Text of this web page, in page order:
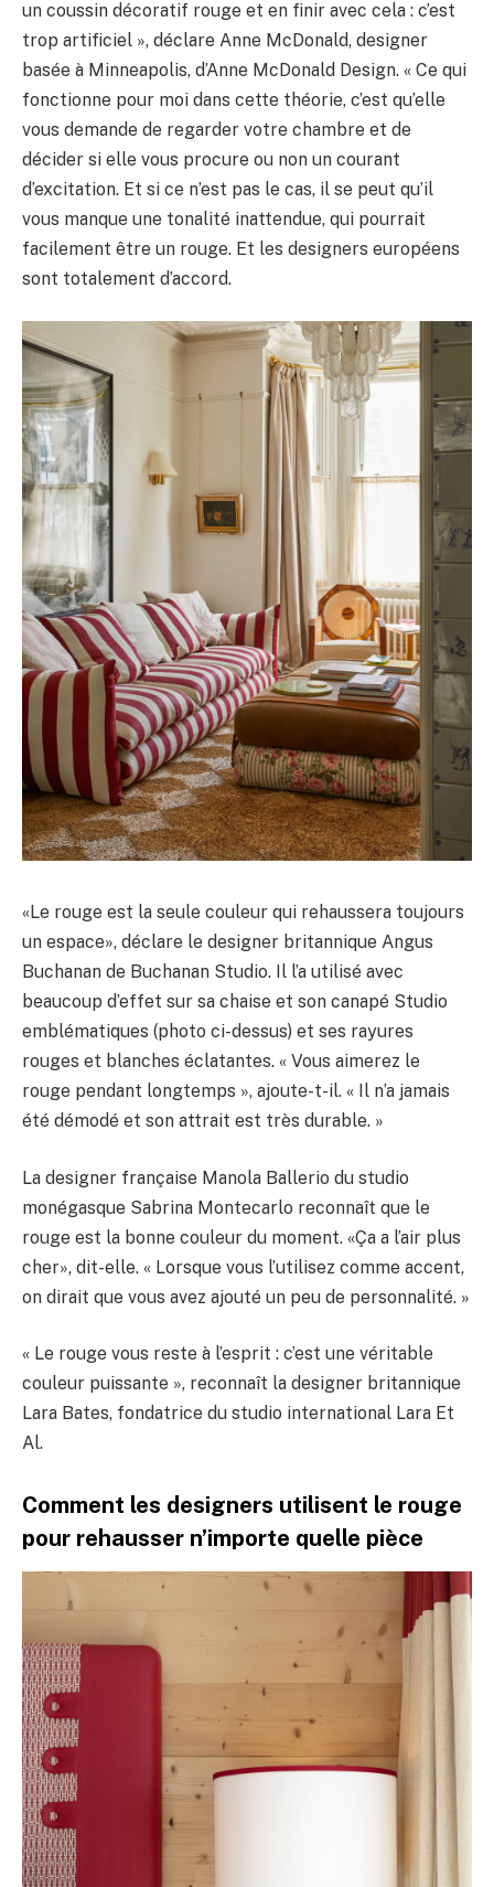
un coussin décoratif rouge et en finir avec cela : c’est
trop artificiel », déclare Anne McDonald, designer
basée à Minneapolis, d’Anne McDonald Design. « Ce qui
fonctionne pour moi dans cette théorie, c’est qu’elle
vous demande de regarder votre chambre et de
décider si elle vous procure ou non un courant
d’excitation. Et si ce n’est pas le cas, il se peut qu’il
vous manque une tonalité inattendue, qui pourrait
facilement être un rouge. Et les designers européens
sont totalement d’accord.
«Le rouge est la seule couleur qui rehaussera toujours
un espace», déclare le designer britannique Angus
Buchanan de Buchanan Studio. Il l’a utilisé avec
beaucoup d’effet sur sa chaise et son canapé Studio
emblématiques (photo ci-dessus) et ses rayures
rouges et blanches éclatantes. « Vous aimerez le
rouge pendant longtemps », ajoute-t-il. « Il n’a jamais
été démodé et son attrait est très durable. »
La designer française Manola Ballerio du studio
monégasque Sabrina Montecarlo reconnaît que le
rouge est la bonne couleur du moment. «Ça a l’air plus
cher», dit-elle. « Lorsque vous l’utilisez comme accent,
on dirait que vous avez ajouté un peu de personnalité. »
« Le rouge vous reste à l’esprit : c’est une véritable
couleur puissante », reconnaît la designer britannique
Lara Bates, fondatrice du studio international Lara Et
Al.
Comment les designers utilisent le rouge
pour rehausser n’importe quelle pièce